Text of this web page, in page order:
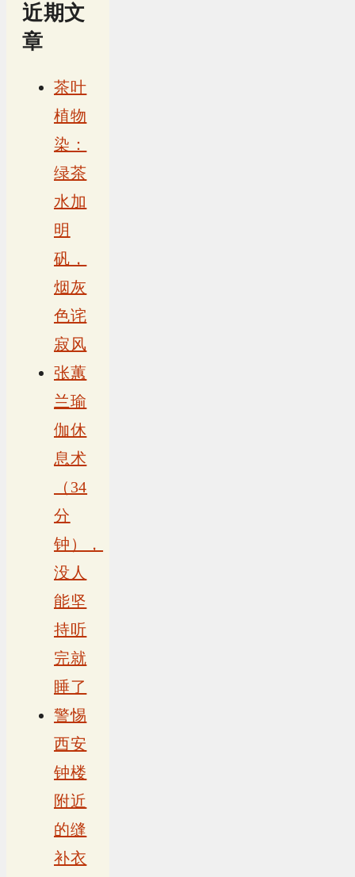
近期文
章
茶叶
植物
染：
绿茶
水加
明
矾，
烟灰
色诧
寂风
张蕙
兰瑜
伽休
息术
（34
分
钟），
没人
能坚
持听
完就
睡了
警惕
西安
钟楼
附近
的缝
补衣